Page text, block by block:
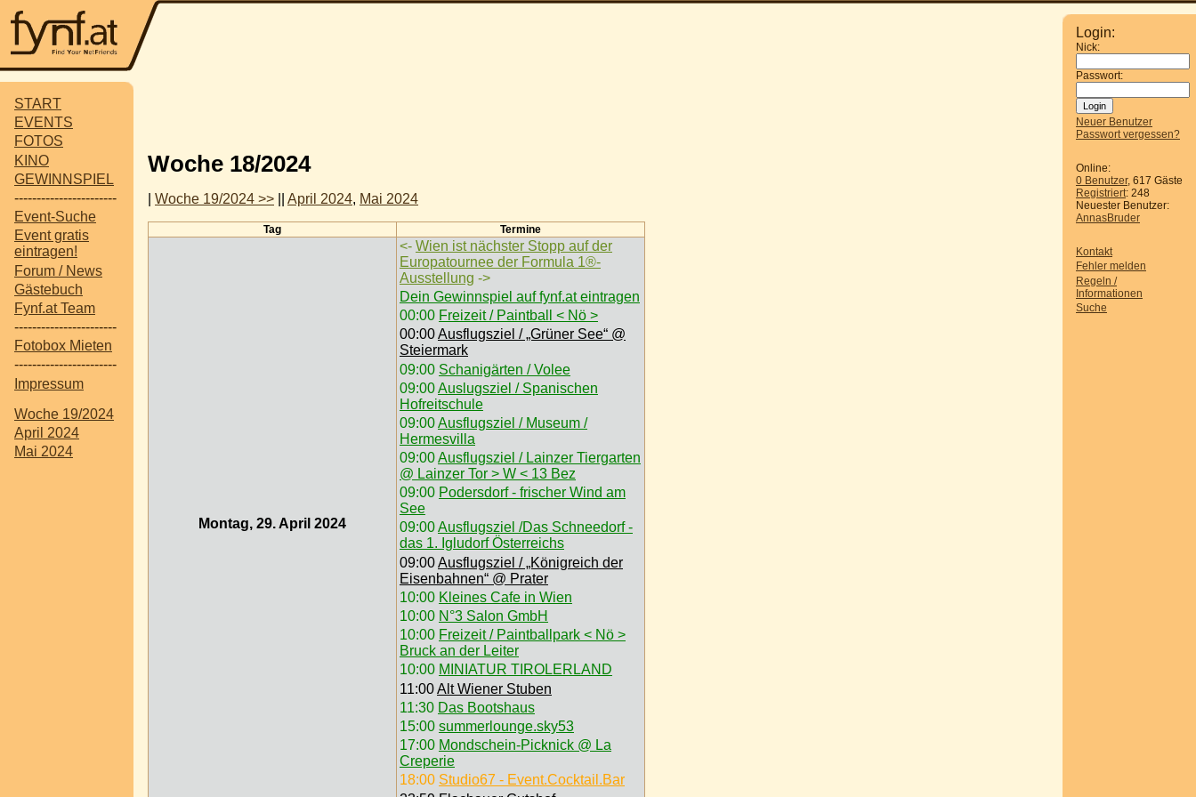
START
EVENTS
FOTOS
KINO
GEWINNSPIEL
-----------------------
Event-Suche
Event gratis
eintragen!
Forum / News
Gästebuch
Fynf.at Team
-----------------------
Fotobox Mieten
-----------------------
Impressum
Woche 19/2024
April 2024
Mai 2024
Login:
Nick:
Passwort:
Neuer Benutzer
Passwort vergessen?
Online:
0 Benutzer, 617 Gäste
Registriert: 248
Neuester Benutzer:
AnnasBruder
Kontakt
Fehler melden
Regeln /
Informationen
Suche
Woche 18/2024
Woche 19/2024 >> April 2024, Mai 2024
Tag Termine
Montag, 29. April 2024
<- Wien ist nächster Stopp auf der
Europatournee der Formula 1®-
Ausstellung ->
Dein Gewinnspiel auf fynf.at eintragen
00:00 Freizeit / Paintball < Nö >
00:00Ausflugsziel / „Grüner See“ @
Steiermark
09:00 Schanigärten / Volee
09:00Auslugsziel / Spanischen
Hofreitschule
09:00Ausflugsziel / Museum /
Hermesvilla
09:00Ausflugsziel / Lainzer Tiergarten
@ Lainzer Tor > W < 13 Bez
09:00 Podersdorf - frischer Wind am
See
09:00Ausflugsziel /Das Schneedorf -
das 1. Igludorf Österreichs
09:00Ausflugsziel / „Königreich der
Eisenbahnen“ @ Prater
10:00 Kleines Cafe in Wien
10:00 N°3 Salon GmbH
10:00 Freizeit / Paintballpark < Nö >
Bruck an der Leiter
10:00 MINIATUR TIROLERLAND
11:00Alt Wiener Stuben
11:30 Das Bootshaus
15:00 summerlounge.sky53
17:00 Mondschein-Picknick @ La
Creperie
18:00 Studio67 - Event.Cocktail.Bar